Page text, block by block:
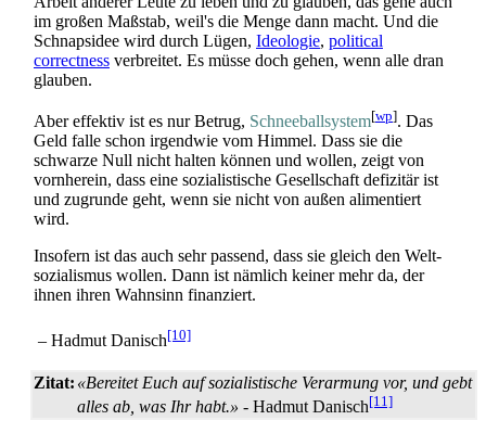
im großen Maßstab, weil's die Menge dann macht. Und die
Schnapsidee wird durch Lügen, Ideologie, political
correctness verbreitet. Es müsse doch gehen, wenn alle dran
glauben.
Aber effektiv ist es nur Betrug, Schneeballsystem[wp]. Das
Geld falle schon irgendwie vom Himmel. Dass sie die
schwarze Null nicht halten können und wollen, zeigt von
vornherein, dass eine sozialistische Gesellschaft defizitär ist
und zugrunde geht, wenn sie nicht von außen alimentiert
wird.
Insofern ist das auch sehr passend, dass sie gleich den Welt­
sozialismus wollen. Dann ist nämlich keiner mehr da, der
ihnen ihren Wahnsinn finanziert.
– Hadmut Danisch[10]
Zitat: «Bereitet Euch auf sozialistische Verarmung vor, und gebt
alles ab, was Ihr habt.» - Hadmut Danisch[11]